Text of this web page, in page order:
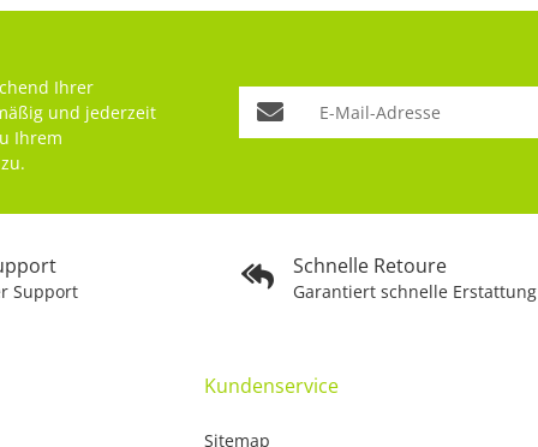
Support
Schnelle Retoure
Garantiert schnelle Erstattung
Ihrer
und jederzeit
Ihrem
Kundenservice
Sitemap